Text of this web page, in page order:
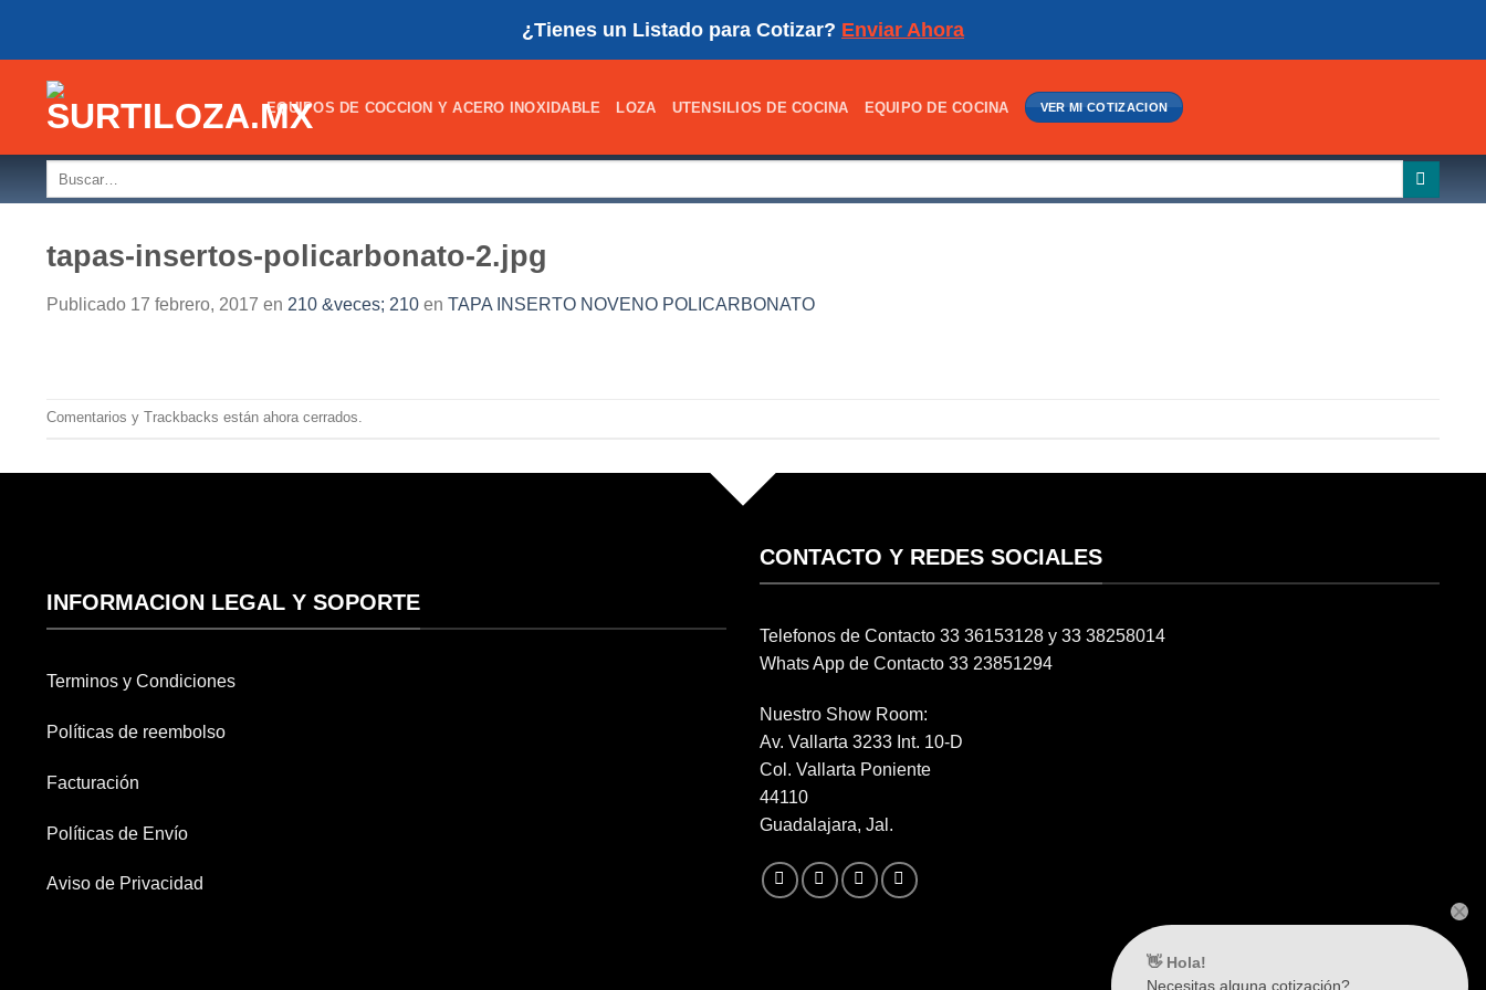
¿Tienes un Listado para Cotizar? Enviar Ahora
EQUIPOS DE COCCION Y ACERO INOXIDABLE LOZA UTENSILIOS DE COCINA EQUIPO DE COCINA VER MI COTIZACION
tapas-insertos-policarbonato-2.jpg
Publicado 17 febrero, 2017 en 210 &veces; 210 en TAPA INSERTO NOVENO POLICARBONATO
Comentarios y Trackbacks están ahora cerrados.
INFORMACION LEGAL Y SOPORTE
Terminos y Condiciones
Políticas de reembolso
Facturación
Políticas de Envío
Aviso de Privacidad
CONTACTO Y REDES SOCIALES
Telefonos de Contacto 33 36153128 y 33 38258014
Whats App de Contacto 33 23851294
Nuestro Show Room:
Av. Vallarta 3233 Int. 10-D
Col. Vallarta Poniente
44110
Guadalajara, Jal.
👋 Hola!
Necesitas alguna cotización?